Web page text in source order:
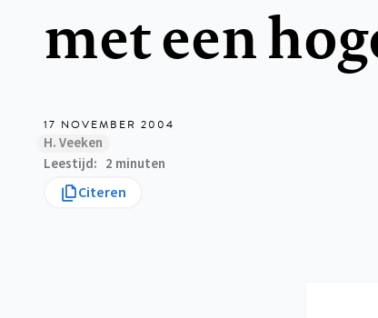
met een
17 NOVEMBER 2004
H. Veeken
Leestijd
2 minuten
Citeren